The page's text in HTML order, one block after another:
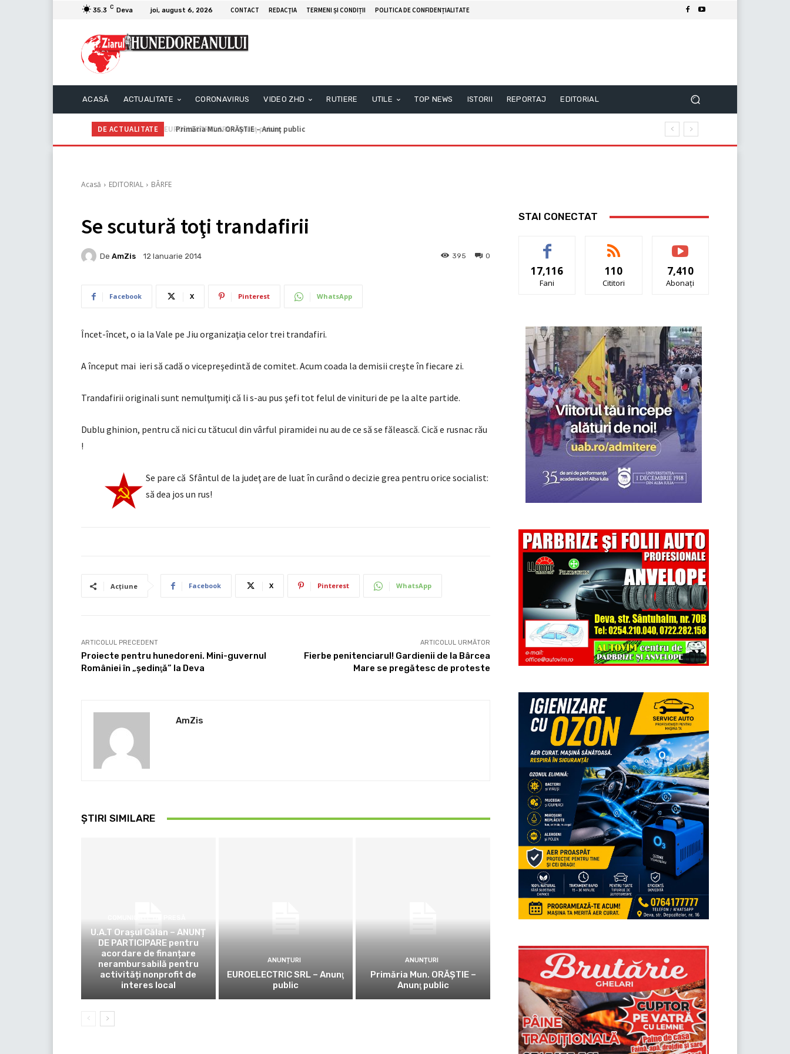
35.3 C Deva joi, august 6, 2026 CONTACT REDACŢIA TERMENI ȘI CONDIȚII POLITICA DE CONFIDENȚIALITATE
ACASĂ ACTUALITATE CORONAVIRUS VIDEO ZHD RUTIERE UTILE TOP NEWS ISTORII REPORTAJ EDITORIAL
DE ACTUALITATE Primăria Mun. ORĂȘTIE – Anunţ public
Acasă EDITORIAL BÂRFE
Se scutură toţi trandafirii
De AmZis 12 Ianuarie 2014 0
395
Facebook X Pinterest WhatsApp
Încet-încet, o ia la Vale pe Jiu organizaţia celor trei trandafiri.
A început mai ieri să cadă o vicepreşedintă de comitet. Acum coada la demisii creşte în fiecare zi.
Trandafirii originali sunt nemulţumiţi că li s-au pus şefi tot felul de vinituri de pe la alte partide.
Dublu ghinion, pentru că nici cu tătucul din vârful piramidei nu au de ce să se fălească. Cică e rusnac rău
!
Se pare că Sfântul de la judeţ are de luat în curând o decizie grea pentru orice socialist:
să dea jos un rus!
Acțiune Facebook X Pinterest WhatsApp
ARTICOLUL PRECEDENT
Proiecte pentru hunedoreni. Mini-guvernul
României în „şedinţă” la Deva
ARTICOLUL URMĂTOR
Fierbe penitenciarul! Gardienii de la Bârcea
Mare se pregătesc de proteste
AmZis
ȘTIRI SIMILARE
U.A.T Orașul Călan – ANUNȚ
DE PARTICIPARE pentru
acordare de finanțare
nerambursabilă pentru
activități nonprofit de
interes local
ANUNȚURI
EUROELECTRIC SRL – Anunţ
public
ANUNȚURI
Primăria Mun. ORĂȘTIE –
Anunţ public
STAI CONECTAT
17,116
Fani
110
Cititori
7,410
Abonați